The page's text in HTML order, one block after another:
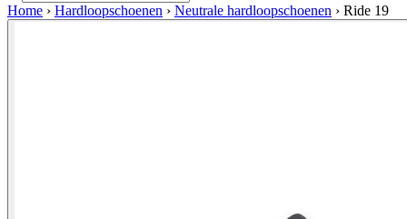
Home › Hardloopschoenen › Neutrale hardloopschoenen › Ride 19